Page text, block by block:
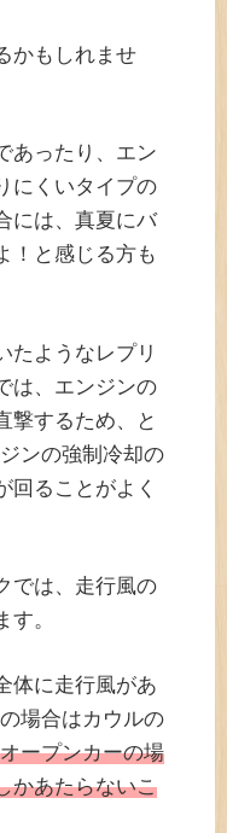
かもしれませ
あったり、エン
にくいタイプの
には、真夏にバ
！と感じる方も
たようなレプリ
は、エンジンの
撃するため、と
ンの強制冷却の
回ることがよく
では、走行風の
。
体に走行風があ
場合はカウルの
オープンカーの場
かあたらないこ